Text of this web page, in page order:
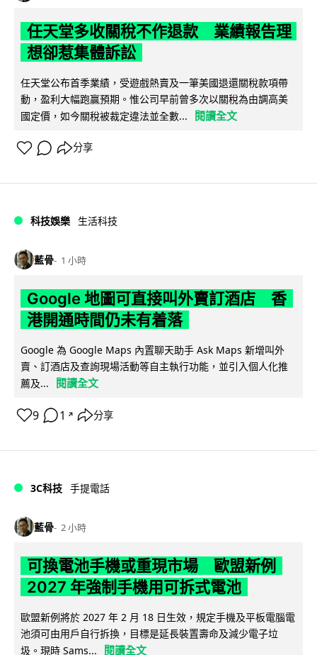
任天堂多收關稅不作退款 業績報告理
想卻惹集體訴訟
任天堂公布首季業績，受遊戲熱賣及一筆美國退還關稅款項帶
動，盈利大幅跑贏預期。惟公司早前曾多次以關稅為由調高美
國定價，如今關稅被裁定違法並全數...
閱讀全文
分享
科技娛樂 生活科技
藍骨 1 小時
Google 地圖可直接叫外賣訂酒店 香
港開通時間仍未有着落
Google 為 Google Maps 內置聊天助手 Ask Maps 新增叫外
賣、訂酒店及查詢現場活動等自主執行功能，並引入個人化推
薦及...
閱讀全文
9 1 ↗ 分享
3C科技 手提電話
藍骨 2 小時
可換電池手機或重現市場 歐盟新例
2027 年強制手機用可拆式電池
歐盟新例將於 2027 年 2 月 18 日生效，規定手機及平板電腦電
池須可由用戶自行拆換，目標是延長裝置壽命及減少電子垃
圾。現時 Sams...
閱讀全文